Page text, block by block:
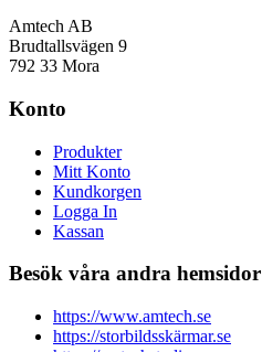
Amtech AB
Brudtallsvägen 9
792 33 Mora
Konto
Produkter
Mitt Konto
Kundkorgen
Logga In
Kassan
Besök våra andra hemsidor
https://www.amtech.se
https://storbildsskärmar.se